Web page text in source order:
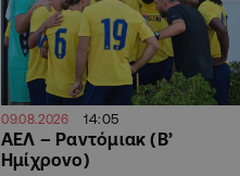
09.08.2026 14:05
ΑΕΛ – Ραντόμιακ (Β’
Ημίχρονο)